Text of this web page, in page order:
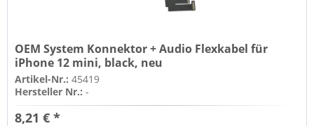
OEM System Konnektor + Audio Flexkabel für
iPhone 12 mini, black, neu
Artikel-Nr.:45419
Hersteller Nr.:-
8,21 € *